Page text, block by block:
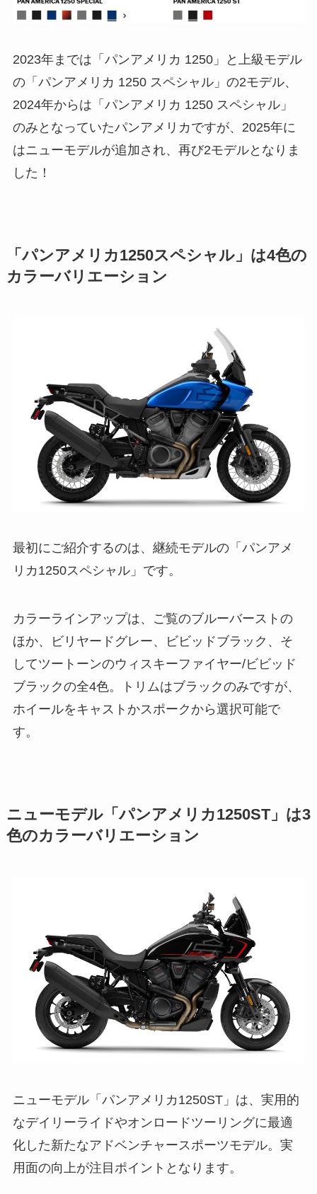
2023年までは「パンアメリカ 1250」と上級モデル
の「パンアメリカ 1250 スペシャル」の2モデル、
2024年からは「パンアメリカ 1250 スペシャル」
のみとなっていたパンアメリカですが、2025年に
はニューモデルが追加され、再び2モデルとなりま
した！
「パンアメリカ1250スペシャル」は4色の
カラーバリエーション
最初にご紹介するのは、継続モデルの「パンアメ
リカ1250スペシャル」です。
カラーラインアップは、ご覧のブルーバーストの
ほか、ビリヤードグレー、ビビッドブラック、そ
してツートーンのウィスキーファイヤー/ビビッド
ブラックの全4色。トリムはブラックのみですが、
ホイールをキャストかスポークから選択可能で
す。
ニューモデル「パンアメリカ1250ST」は3
色のカラーバリエーション
ニューモデル「パンアメリカ1250ST」は、実用的
なデイリーライドやオンロードツーリングに最適
化した新たなアドベンチャースポーツモデル。実
用面の向上が注目ポイントとなります。